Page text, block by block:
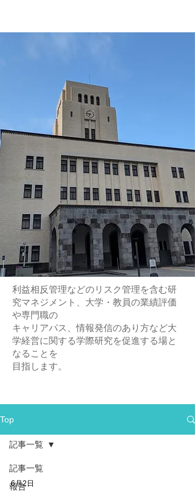
利益相反管理などのリスク管理を含む研
究マネジメント、大学・教員の業績評価
や専門職の
キャリアパス、情報発信のあり方など大
学経営に関する学際研究を促進する場と
なることを
目指します。
Top
記事一覧
報告
記事一覧
6月2日